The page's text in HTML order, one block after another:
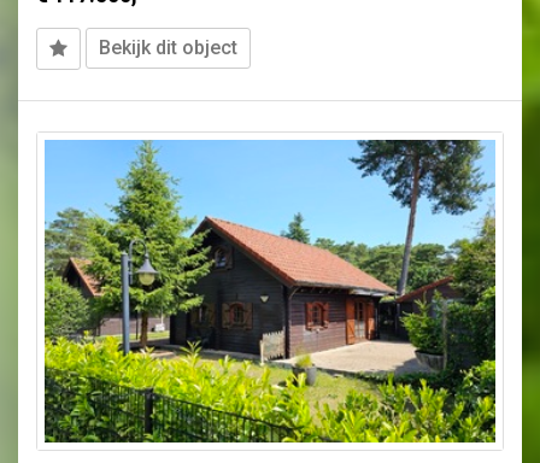
Bekijk dit object